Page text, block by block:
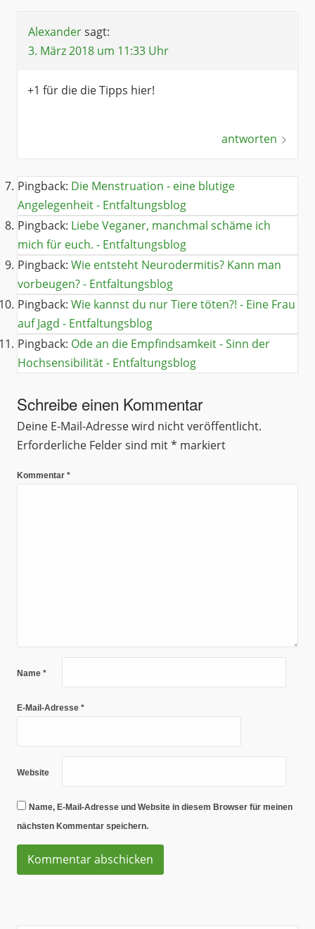
Alexandersagt:
3. März 2018 um 11:33 Uhr
+1 für die die Tipps hier!
antworten
Pingback: Die Menstruation - eine blutige
Angelegenheit - Entfaltungsblog
Pingback: Liebe Veganer, manchmal schäme ich
mich für euch. - Entfaltungsblog
Pingback: Wie entsteht Neurodermitis? Kann man
vorbeugen? - Entfaltungsblog
Pingback: Wie kannst du nur Tiere töten?! - Eine Frau
auf Jagd - Entfaltungsblog
Pingback: Ode an die Empfindsamkeit - Sinn der
Hochsensibilität - Entfaltungsblog
Schreibe einen Kommentar
Deine E-Mail-Adresse wird nicht veröffentlicht.
Erforderliche Felder sind mit* markiert
Kommentar *
Name *
E-Mail-Adresse *
Website
Name, E-Mail-Adresse und Website in diesem Browser für meinen
nächsten Kommentar speichern.